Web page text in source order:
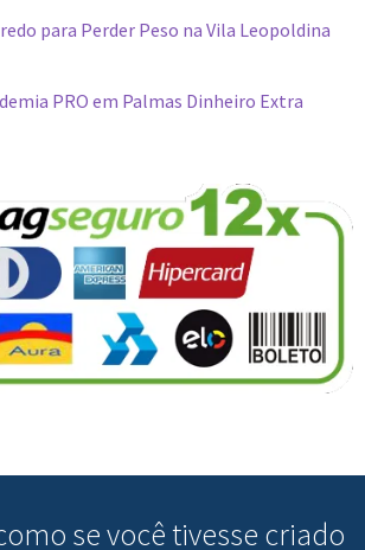
para Perder Peso na Vila Leopoldina
PRO em Palmas Dinheiro Extra
se você tivesse criado